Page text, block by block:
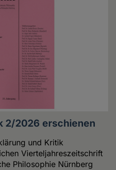
2/2026 erschienen
und Kritik
Vierteljahreszeitschrift
Philosophie Nürnberg